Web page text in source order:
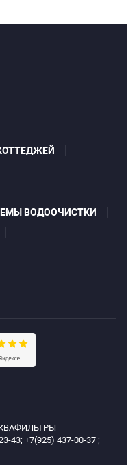
ВОДООЧИСТКИ
43; +7(925) 437-00-37 ;